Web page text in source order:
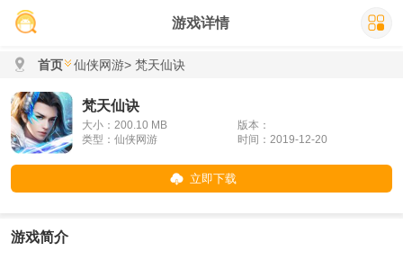
游戏详情
首页 仙侠网游> 梵天仙诀
梵天仙诀
大小：200.10 MB
版本：
类型：仙侠网游
时间：2019-12-20
立即下载
游戏简介